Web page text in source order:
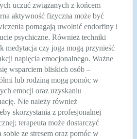
uczuć związanych z końcem
aktywność fizyczna może być
pomagają uwolnić endorfiny i
psychiczne. Również techniki
medytacja czy joga mogą przynieść
napięcia emocjonalnego. Ważne
wsparciem bliskich osób –
lub rodziną mogą pomóc w
emocji oraz uzyskaniu
Nie należy również
skorzystania z profesjonalnej
terapeuta może dostarczyć
sobie ze stresem oraz pomóc w